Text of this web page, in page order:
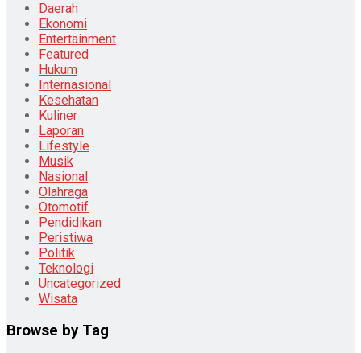
Daerah
Ekonomi
Entertainment
Featured
Hukum
Internasional
Kesehatan
Kuliner
Laporan
Lifestyle
Musik
Nasional
Olahraga
Otomotif
Pendidikan
Peristiwa
Politik
Teknologi
Uncategorized
Wisata
Browse by Tag